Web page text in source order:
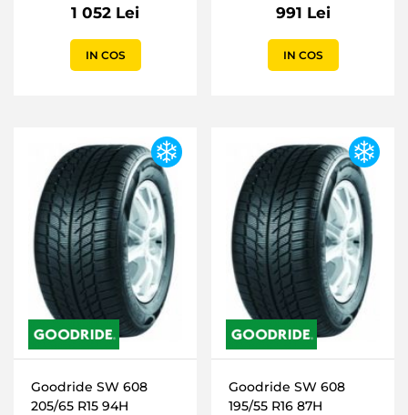
1 052 Lei
IN COS
991 Lei
IN COS
Goodride SW 608
205/65 R15 94H
Goodride SW 608
195/55 R16 87H